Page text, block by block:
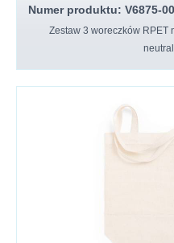
Numer produktu: V6875-00
Zestaw 3 woreczków RPET